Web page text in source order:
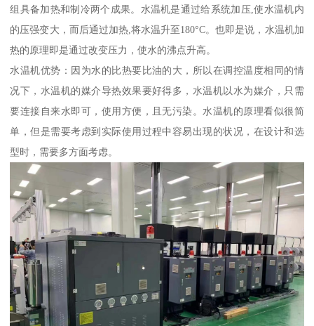
组具备加热和制冷两个成果。水温机是通过给系统加压,使水温机内
的压强变大，而后通过加热,将水温升至180°C。也即是说，水温机加
热的原理即是通过改变压力，使水的沸点升高。
水温机优势：因为水的比热要比油的大，所以在调控温度相同的情
况下，水温机的媒介导热效果要好得多，水温机以水为媒介，只需
要连接自来水即可，使用方便，且无污染。水温机的原理看似很简
单，但是需要考虑到实际使用过程中容易出现的状况，在设计和选
型时，需要多方面考虑。